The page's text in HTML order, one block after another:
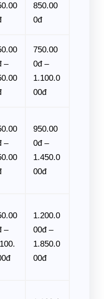
850.00
0đ
–
750.00
0đ –
1.100.0
00đ
–
950.00
0đ –
1.450.0
00đ
–
1.200.0
00đ –
1.850.0
00đ